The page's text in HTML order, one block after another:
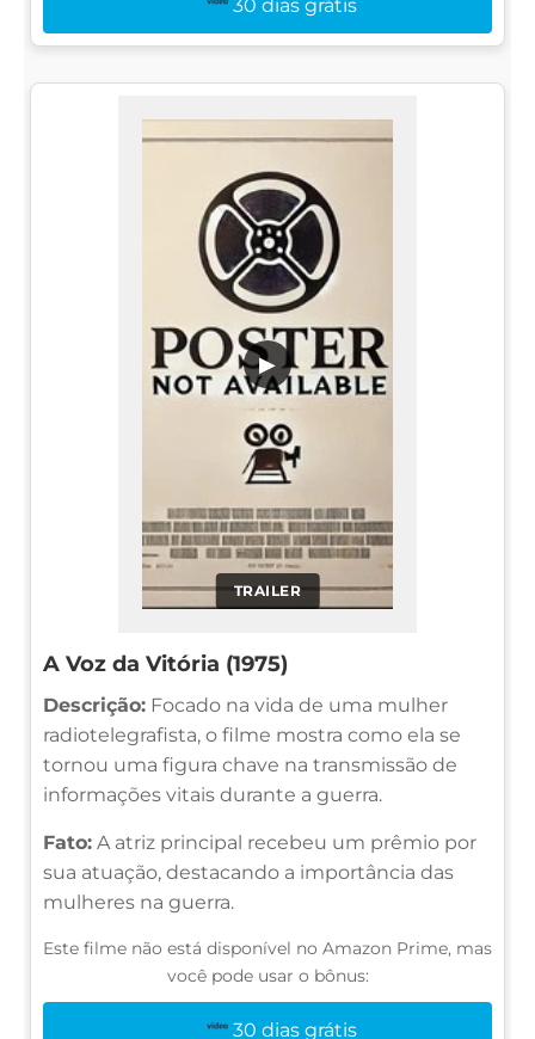
30 dias grátis
TRAILER
▶
A Voz da Vitória (1975)
Descrição: Focado na vida de uma mulher
radiotelegrafista, o filme mostra como ela se
tornou uma figura chave na transmissão de
informações vitais durante a guerra.
Fato: A atriz principal recebeu um prêmio por
sua atuação, destacando a importância das
mulheres na guerra.
Este filme não está disponível no Amazon Prime, mas
você pode usar o bônus:
30 dias grátis